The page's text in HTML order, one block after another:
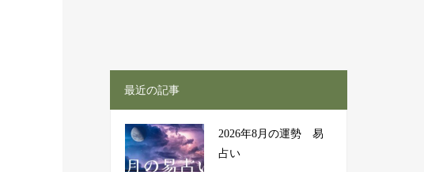
最近の記事
2026年8月の運勢 易
占い